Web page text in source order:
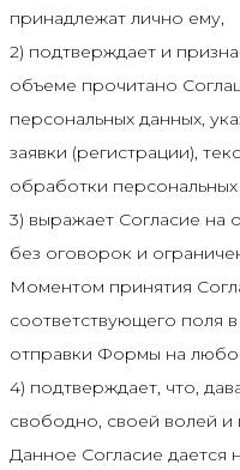
принадлежат лично ему,
2) подтверждает и
объеме прочитано
персональных данных,
заявки (регистрации),
обработки
3) выражает Согласие на
без оговорок и
Моментом принятия
соответствующего поля
отправки Формы на
4) подтверждает, что,
свободно, своей волей и
Данное Согласие дается